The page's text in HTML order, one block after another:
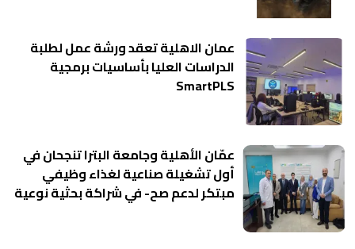
عمان الاهلية تعقد ورشة عمل لطلبة
الدراسات العليا بأساسيات برمجية
SmartPLS
عمّان الأهلية وجامعة البترا تنجحان في
أول تشغيلة صناعية لغذاء وظيفي
مبتكر لدعم صح- في شراكة بحثية نوعية